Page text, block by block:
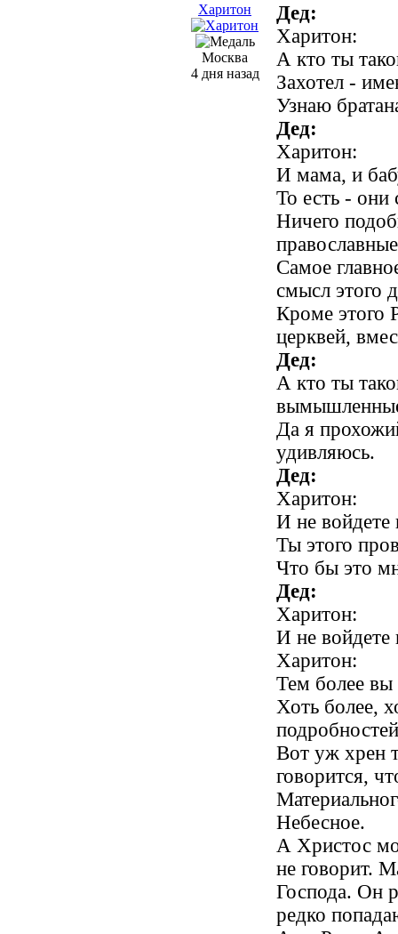
Харитон
Москва
4 дня назад
Дед:
Харитон:
А кто ты
Захотел -
Узнаю
Дед:
Харитон:
И мама, и
То есть - они
Ничего
Самое
смысл этого
Кроме этого
церквей,
Дед:
А кто ты
Да я
удивляюсь.
Дед:
Харитон:
И не войдете
Ты этого
Что бы это
Дед:
Харитон:
И не войдете
Харитон:
Тем более вы
Хоть более,
Вот уж хрен
говорится,
Небесное.
А Христос
не говорит.
Господа. Он
редко